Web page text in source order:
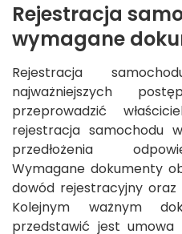
Rejestracja
wymagane
Rejestracja
najważniejszych
przeprowadzić
rejestracja samochodu
przedłożenia
Wymagane dokumenty
dowód rejestracyjny oraz
Kolejnym ważnym
przedstawić jest umowa